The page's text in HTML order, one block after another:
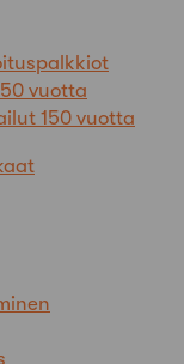
vuotta
150 vuotta